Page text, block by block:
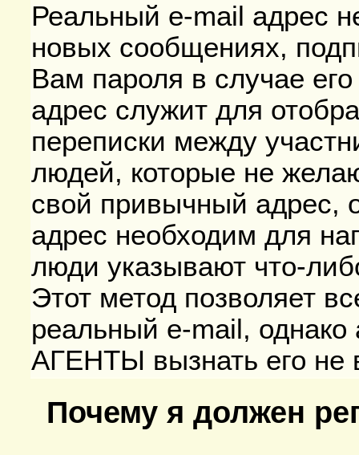
Реальный e-mail адрес
новых сообщениях,
Вам пароля в случае
адрес служит для
переписки между
людей, которые не
свой привычный
адрес необходим для
люди указывают что-
Этот метод позволяет
реальный e-mail,
АГЕНТЫ вызнать его не
Почему я должен